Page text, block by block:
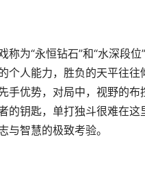
称为“永恒钻石”和“水深段
个人能力，胜负的天平往
手优势，对局中，视野的
的钥匙，单打独斗很难在
与智慧的极致考验。